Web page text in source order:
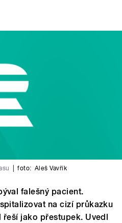
foto: Aleš Vavřík
falešný pacient.
na cizí průkazku
jako přestupek. Uvedl